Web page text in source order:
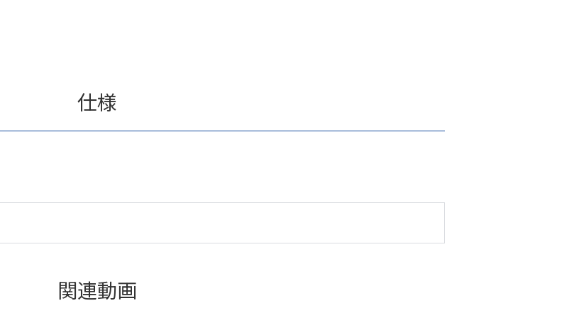
仕様
関連動画